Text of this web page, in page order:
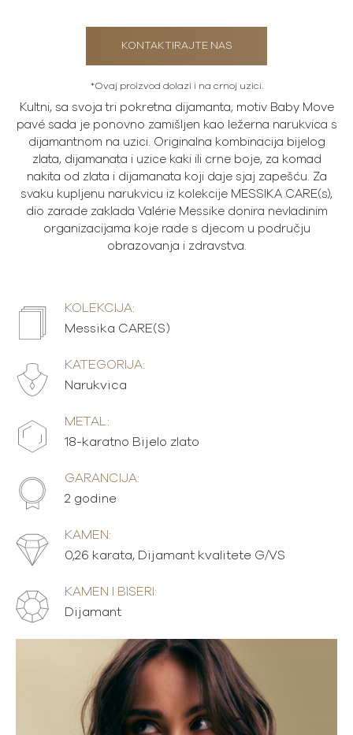
KONTAKTIRAJTE NAS
*Ovaj proizvod dolazi i na crnoj uzici.
Kultni, sa svoja tri pokretna dijamanta, motiv Baby Move
pavé sada je ponovno zamišljen kao ležerna narukvica s
dijamantnom na uzici. Originalna kombinacija bijelog
zlata, dijamanata i uzice kaki ili crne ​​boje, za komad
nakita od zlata i dijamanata koji daje sjaj zapešću. Za
svaku kupljenu narukvicu iz kolekcije MESSIKA CARE(s),
dio zarade zaklada Valérie Messike donira nevladinim
organizacijama koje rade s djecom u području
obrazovanja i zdravstva.
KOLEKCIJA:
Messika CARE(S)
KATEGORIJA:
Narukvica
METAL:
18-karatno Bijelo zlato
GARANCIJA:
2 godine
KAMEN:
0,26 karata, Dijamant kvalitete G/VS
KAMEN I BISERI:
Dijamant